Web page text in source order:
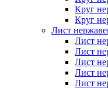
Круг
Круг
Лист
Лист
Лист
Лист
Лист
Лист